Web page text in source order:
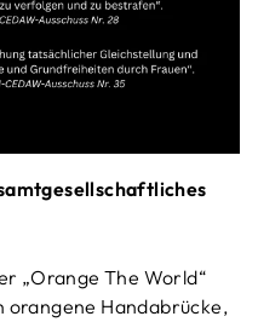
„Orange The World“
orangene Handabrücke,